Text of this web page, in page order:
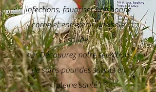
infections, favoriser une bonne
corne et entretenir une sole
solide.
👉 Découvrez notre sélection
de soins pour des sabots en
pleine santé !